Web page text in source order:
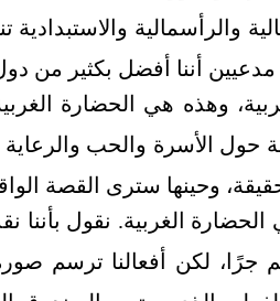
والرأسمالية
أننا أفضل بكثير من
وهذه هي الحضارة
حول الأسرة والحب والرعاية
وحينها سترى القصة
الغربية. نقول بأننا
جرًا، لكن أفعالنا ترسم